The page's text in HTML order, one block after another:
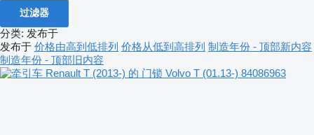
过滤器
分类: 发布于
发布于 价格由高到低排列 价格从低到高排列 制造年份 - 顶部新内容
制造年份 - 顶部旧内容